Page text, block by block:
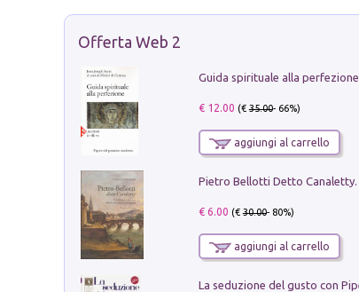
Offerta Web 2
Guida spirituale alla perfezione
€ 12.00 (€35.00- 66%)
aggiungi al carrello
€ 6.00 (€30.00- 80%)
aggiungi al carrello